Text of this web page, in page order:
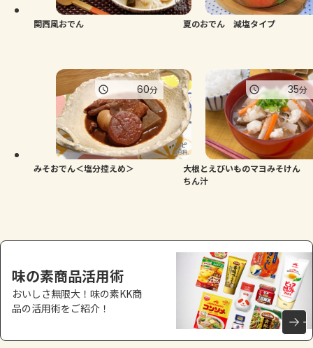
関西風おでん 夏のおでん 減塩タイプ
みそおでん＜塩分控えめ＞
60分
大根とえびいものマヨみそけん
ちん汁
35分
味の素商品活用術
おいしさ無限大！味の素KK商
品の活用術をご紹介！